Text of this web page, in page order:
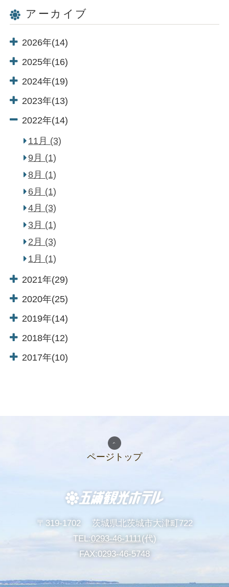
アーカイブ
2026年(14)
2025年(16)
2024年(19)
2023年(13)
2022年(14)
11月 (3)
9月 (1)
8月 (1)
6月 (1)
4月 (3)
3月 (1)
2月 (3)
1月 (1)
2021年(29)
2020年(25)
2019年(14)
2018年(12)
2017年(10)
ページトップ
〒319-1702
茨城県北茨城市大津町722
TEL:0293-46-1111(代)
FAX:0293-46-5748
TOP
お料理
プライバシーポリシー
団体・グループプラン
リラックス